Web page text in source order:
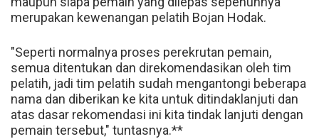
merupakan kewenangan pelatih Bojan Hodak.
"Seperti normalnya proses perekrutan pemain,
semua ditentukan dan direkomendasikan oleh tim
pelatih, jadi tim pelatih sudah mengantongi beberapa
nama dan diberikan ke kita untuk ditindaklanjuti dan
atas dasar rekomendasi ini kita tindak lanjuti dengan
pemain tersebut," tuntasnya.**